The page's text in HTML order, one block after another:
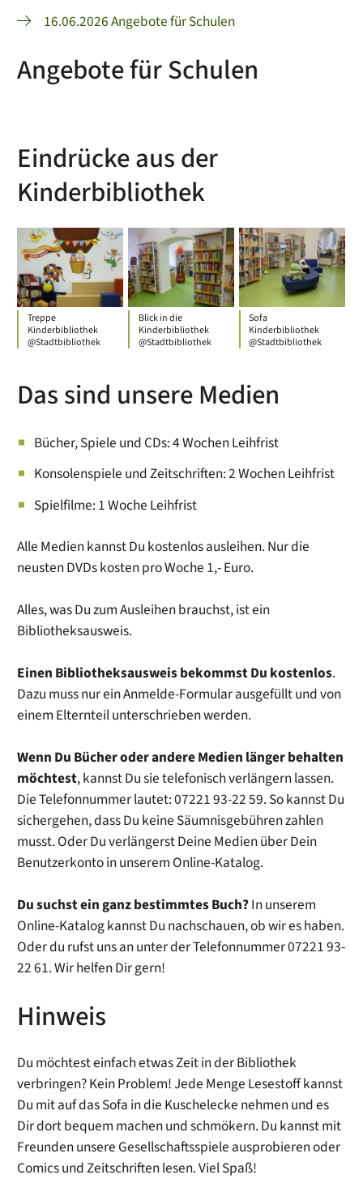
16.06.2026 Angebote für Schulen
Angebote für Schulen
Eindrücke aus der
Kinderbibliothek
Treppe
Kinderbibliothek
@Stadtbibliothek
Blick in die
Kinderbibliothek
@Stadtbibliothek
Sofa
Kinderbibliothek
@Stadtbibliothek
Das sind unsere Medien
Bücher, Spiele und CDs: 4 Wochen Leihfrist
Konsolenspiele und Zeitschriften: 2 Wochen Leihfrist
Spielfilme: 1 Woche Leihfrist
Alle Medien kannst Du kostenlos ausleihen. Nur die
neusten DVDs kosten pro Woche 1,- Euro.
Alles, was Du zum Ausleihen brauchst, ist ein
Bibliotheksausweis.
Einen Bibliotheksausweis bekommst Du kostenlos.
Dazu muss nur ein Anmelde-Formular ausgefüllt und von
einem Elternteil unterschrieben werden.
Wenn Du Bücher oder andere Medien länger behalten
möchtest, kannst Du sie telefonisch verlängern lassen.
Die Telefonnummer lautet: 07221 93-22 59. So kannst Du
sichergehen, dass Du keine Säumnisgebühren zahlen
musst. Oder Du verlängerst Deine Medien über Dein
Benutzerkonto in unserem Online-Katalog.
Du suchst ein ganz bestimmtes Buch?In unserem
Online-Katalog kannst Du nachschauen, ob wir es haben.
Oder du rufst uns an unter der Telefonnummer 07221 93-
22 61. Wir helfen Dir gern!
Hinweis
Du möchtest einfach etwas Zeit in der Bibliothek
verbringen? Kein Problem! Jede Menge Lesestoff kannst
Du mit auf das Sofa in die Kuschelecke nehmen und es
Dir dort bequem machen und schmökern. Du kannst mit
Freunden unsere Gesellschaftsspiele ausprobieren oder
Comics und Zeitschriften lesen. Viel Spaß!